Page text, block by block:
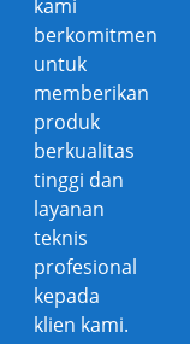
kami
berkomitmen
untuk
memberikan
produk
berkualitas
tinggi dan
layanan
teknis
profesional
kepada
klien kami.